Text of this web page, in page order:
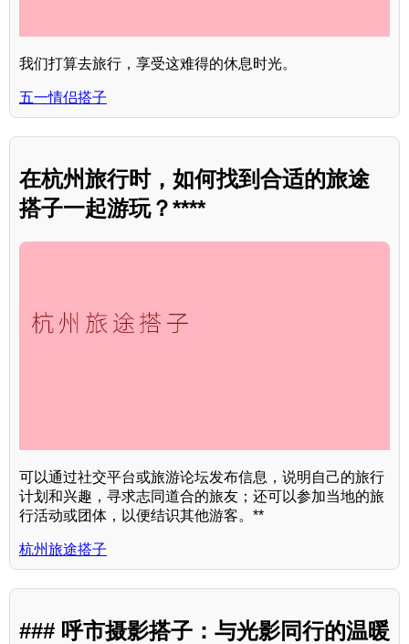
我们打算去旅行，享受这难得的休息时光。
五一情侣搭子
在杭州旅行时，如何找到合适的旅途
搭子一起游玩？****
可以通过社交平台或旅游论坛发布信息，说明自己的旅行
计划和兴趣，寻求志同道合的旅友；还可以参加当地的旅
行活动或团体，以便结识其他游客。**
杭州旅途搭子
### 呼市摄影搭子：与光影同行的温暖